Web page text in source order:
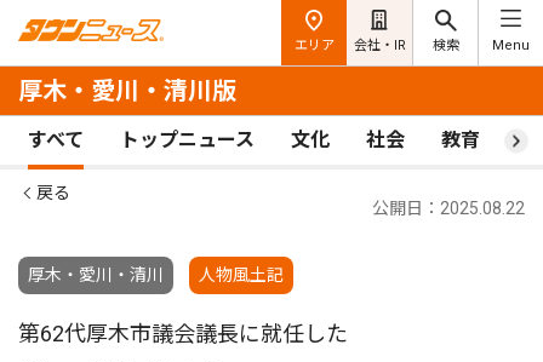
エリア 会社・IR 検索 Menu
厚木・愛川・清川版
すべて トップニュース 文化 社会 教育 ス
戻る
厚木・愛川・清川 人物風土記
公開日：2025.08.22
第62代厚木市議会議長に就任した